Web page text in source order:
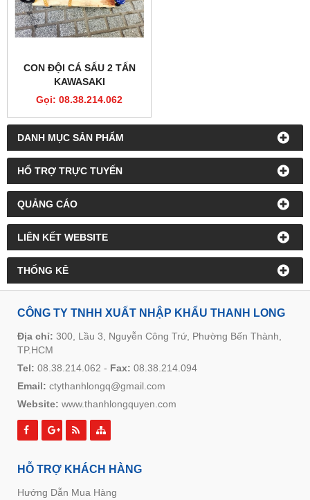
DANH MỤC SẢN PHẨM
HỔ TRỢ TRỰC TUYẾN
QUẢNG CÁO
LIÊN KẾT WEBSITE
THỐNG KÊ
CON ĐỘI CÁ SẤU 2 TẤN
KAWASAKI
Gọi: 08.38.214.062
CÔNG TY TNHH XUẤT NHẬP KHẨU THANH LONG
Địa chỉ: 300, Lầu 3, Nguyễn Công Trứ, Phường Bến Thành,
TP.HCM
Tel: 08.38.214.062 - Fax: 08.38.214.094
Email: ctythanhlongq@gmail.com
Website: www.thanhlongquyen.com
HỖ TRỢ KHÁCH HÀNG
Hướng Dẫn Mua Hàng